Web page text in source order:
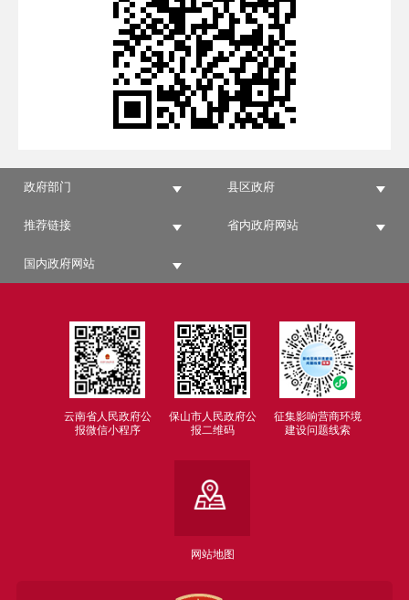
政府部门 县区政府
推荐链接 省内政府网站
国内政府网站
云南省人民政府公
报微信小程序
保山市人民政府公
报二维码
征集影响营商环境
建设问题线索
网站地图